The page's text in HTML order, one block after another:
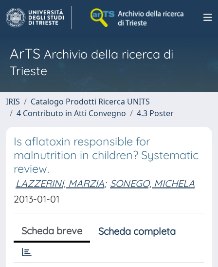
ArTS Archivio della ricerca di
Trieste
IRIS
Catalogo Prodotti Ricerca UNITS
4 Contributo in Atti Convegno
4.3 Poster
Is aflatoxin responsible for
malnutrition in children? Systematic
review.
LAZZERINI, MARZIA; SONEGO, MICHELA
2013-01-01
Scheda breve Scheda completa